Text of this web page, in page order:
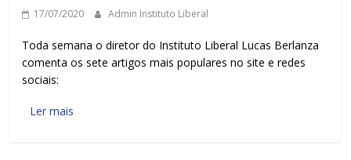
17/07/2020 Admin Instituto Liberal
Toda semana o diretor do Instituto Liberal Lucas Berlanza
comenta os sete artigos mais populares no site e redes
sociais:
Ler mais